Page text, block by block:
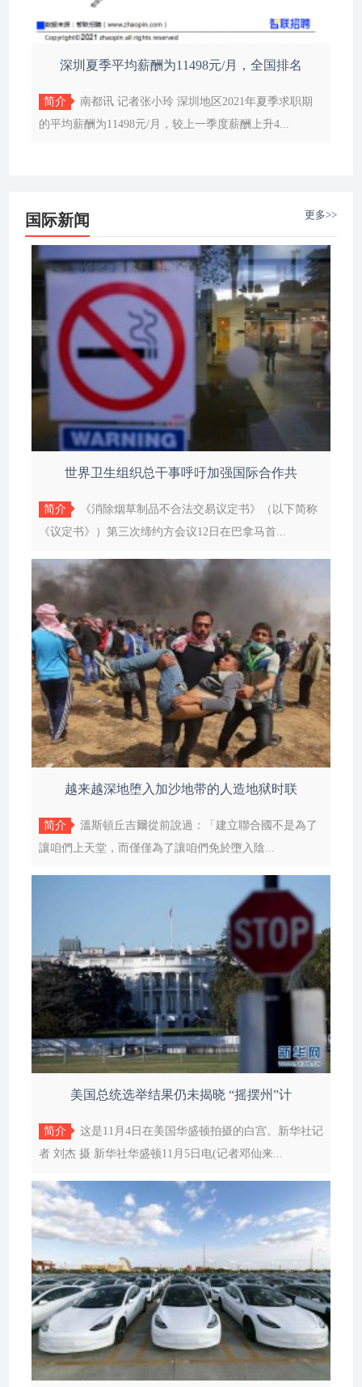
深圳夏季平均薪酬为11498元/月，全国排名
简介
南都讯 记者张小玲 深圳地区2021年夏季求职期
的平均薪酬为11498元/月，较上一季度薪酬上升4...
国际新闻 更多>>
世界卫生组织总干事呼吁加强国际合作共
简介
《消除烟草制品不合法交易议定书》（以下简称
《议定书》）第三次缔约方会议12日在巴拿马首...
越来越深地堕入加沙地带的人造地狱时联
简介
溫斯頓丘吉爾從前說過：「建立聯合國不是為了
讓咱們上天堂，而僅僅為了讓咱們免於墮入陰...
美国总统选举结果仍未揭晓 “摇摆州”计
简介
这是11月4日在美国华盛顿拍摄的白宫。新华社记
者 刘杰 摄 新华社华盛顿11月5日电(记者邓仙来...